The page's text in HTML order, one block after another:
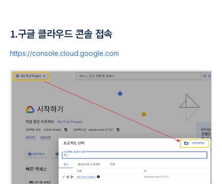
1.구글 클라우드 콘솔 접속
https://console.cloud.google.com